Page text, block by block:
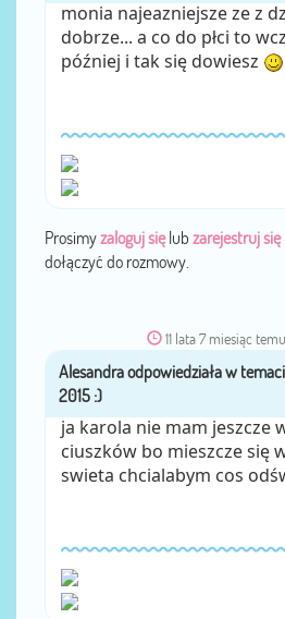
monia najeazniejsze ze z
dobrze... a co do płci to
później i tak się dowiesz
Prosimyzaloguj sięlub zarejestruj
dołączyć do rozmowy.
11 lata 7 miesiąc temu
przez
ja karola nie mam jeszcze
ciuszków bo mieszcze się
swieta chcialabym cos